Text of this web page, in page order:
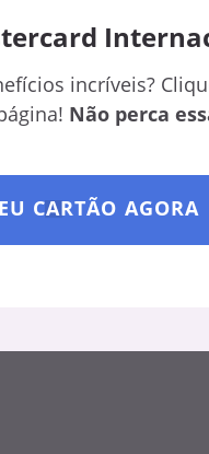
incríveis?
Não perca
CARTÃO AGORA